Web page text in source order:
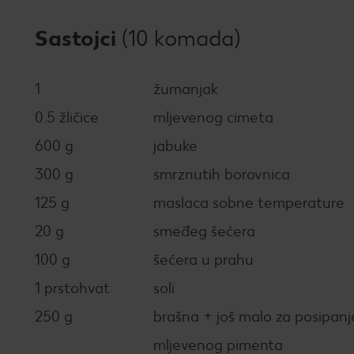
Sastojci (10 komada)
1
žumanjak
0.5 žličice
mljevenog cimeta
600 g
jabuke
300 g
smrznutih borovnica
125 g
maslaca sobne temperature
20 g
smeđeg šećera
100 g
šećera u prahu
1 prstohvat
soli
250 g
brašna + još malo za
mljevenog pimenta